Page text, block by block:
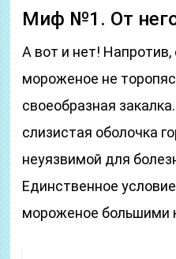
Миф №1. От
А вот и нет!
мороженое не
своеобразная
слизистая оболочка
неуязвимой для
Единственное
мороженое большими